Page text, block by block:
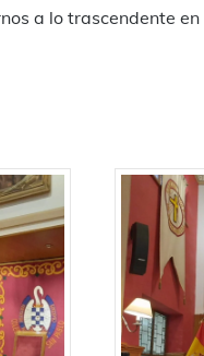
a lo trascendente